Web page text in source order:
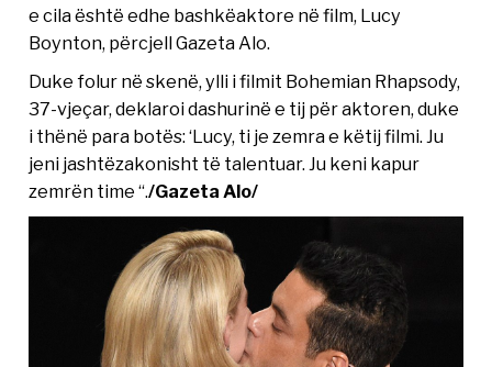
e cila është edhe bashkëaktore në film, Lucy
Boynton, përcjell Gazeta Alo.
Duke folur në skenë, ylli i filmit Bohemian Rhapsody,
37-vjeçar, deklaroi dashurinë e tij për aktoren, duke
i thënë para botës: ‘Lucy, ti je zemra e këtij filmi. Ju
jeni jashtëzakonisht të talentuar. Ju keni kapur
zemrën time “./Gazeta Alo/